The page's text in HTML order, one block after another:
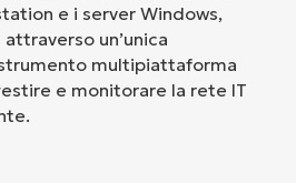
e i server Windows,
attraverso un’unica
multipiattaforma
e monitorare la rete IT